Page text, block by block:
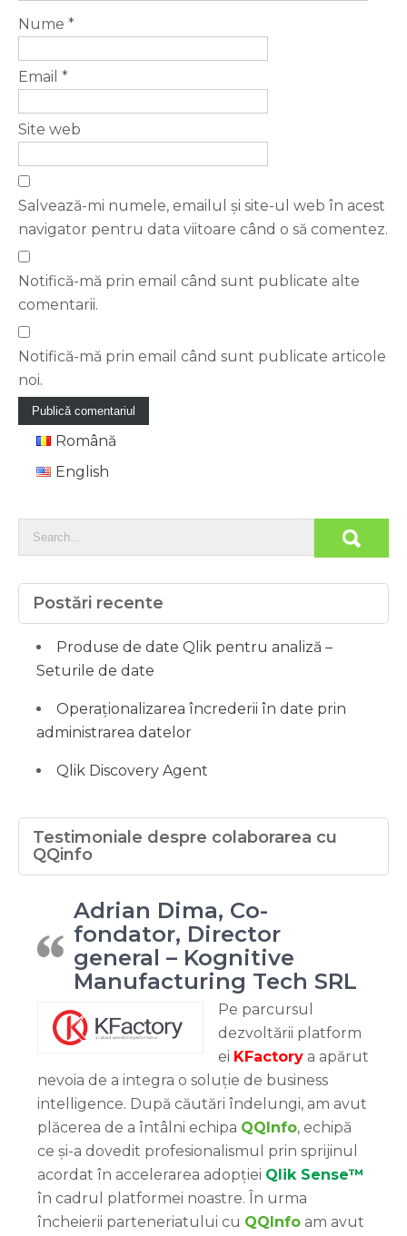
Nume *
Email *
Site web
Salvează-mi numele, emailul și site-ul web în acest
navigator pentru data viitoare când o să comentez.
Notifică-mă prin email când sunt publicate alte
comentarii.
Notifică-mă prin email când sunt publicate articole
noi.
Română
English
Postări recente
Produse de date Qlik pentru analiză –
Seturile de date
Operaționalizarea încrederii în date prin
administrarea datelor
Qlik Discovery Agent
Testimoniale despre colaborarea cu
QQinfo
Adrian Dima, Co-
fondator, Director
general – Kognitive
Manufacturing Tech SRL
Pe parcursul
dezvoltării platform
ei KFactory a apărut
nevoia de a integra o soluție de business
intelligence. După căutări îndelungi, am avut
plăcerea de a întâlni echipa QQInfo, echipă
ce și-a dovedit profesionalismul prin sprijinul
acordat în accelerarea adopției Qlik Sense™
în cadrul platformei noastre. În urma
încheierii parteneriatului cu QQInfo am avut